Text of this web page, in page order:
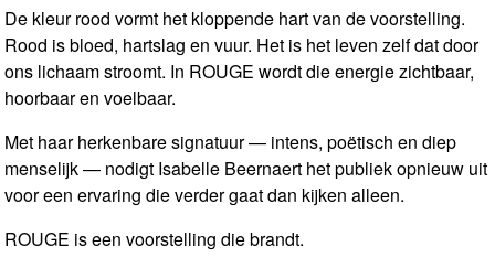
De kleur rood vormt het kloppende hart van de voorstelling.
Rood is bloed, hartslag en vuur. Het is het leven zelf dat door
ons lichaam stroomt. In ROUGE wordt die energie zichtbaar,
hoorbaar en voelbaar.
Met haar herkenbare signatuur — intens, poëtisch en diep
menselijk — nodigt Isabelle Beernaert het publiek opnieuw uit
voor een ervaring die verder gaat dan kijken alleen.
ROUGE is een voorstelling die brandt.